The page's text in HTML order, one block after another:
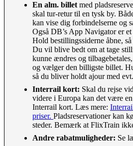
En alm. billetmed
skal tur-retur til en tysk by.
kan vise dig forbindelserne og
Også DB’s App Navigator er
Hold bestillingssiderne åbne,
Du vil blive bedt om at tage
kunne ændres og
og vælger den billigste billet.
så du bliver holdt ajour med
Interrail kort: Skal du rejse
videre i Europa kan det være
Interrail kort. Læs mere:
priser. Pladsreservationer kan
steder. Bemærk at FlixTrain
Andre rabatmuligheder: Se